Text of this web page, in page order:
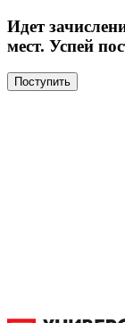
Идет
мест. Успей
Поступить